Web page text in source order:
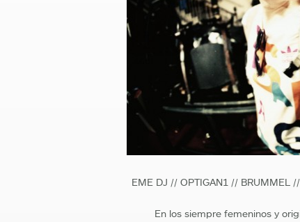
EME DJ // OPTIGAN1 // BRUMMEL
En los siempre femeninos y